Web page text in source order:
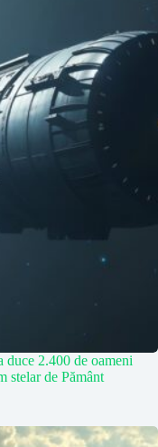
duce 2.400 de oameni
stelar de Pământ